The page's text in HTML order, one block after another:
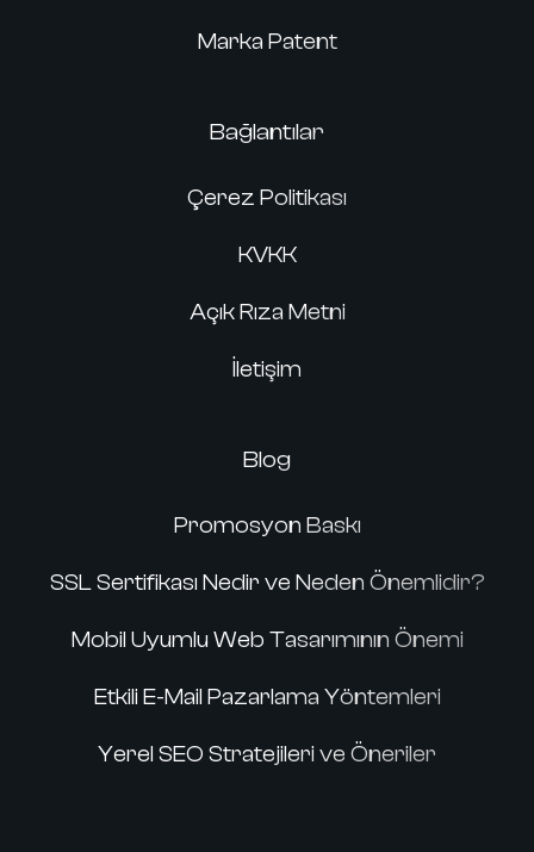
Marka Patent
Bağlantılar
Çerez Politikası
KVKK
Açık Rıza Metni
İletişim
Blog
Promosyon Baskı
SSL Sertifikası Nedir ve Neden Önemlidir?
Mobil Uyumlu Web Tasarımının Önemi
Etkili E-Mail Pazarlama Yöntemleri
Yerel SEO Stratejileri ve Öneriler